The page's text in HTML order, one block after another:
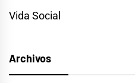
Vida Social
Archivos